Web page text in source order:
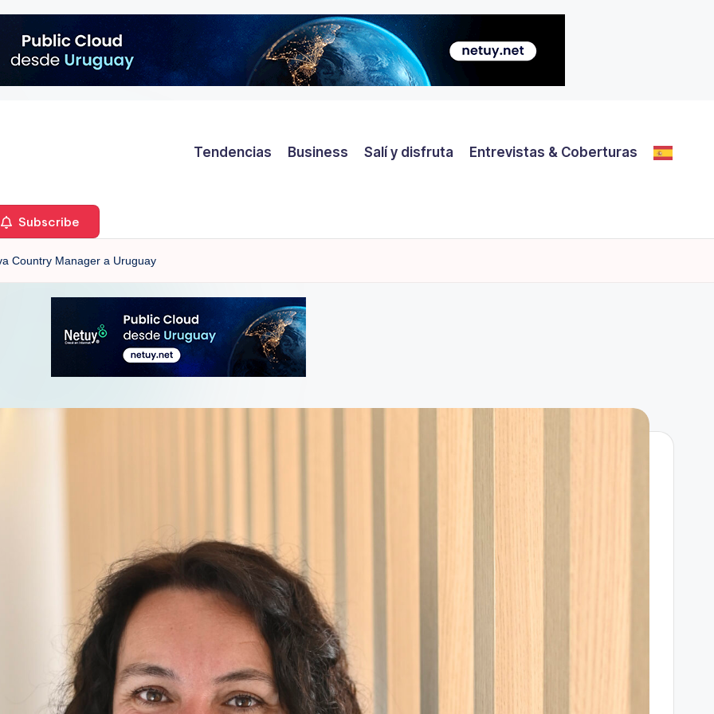
Tendencias Business Salí y disfruta Entrevistas & Coberturas
Subscribe
Country Manager a Uruguay